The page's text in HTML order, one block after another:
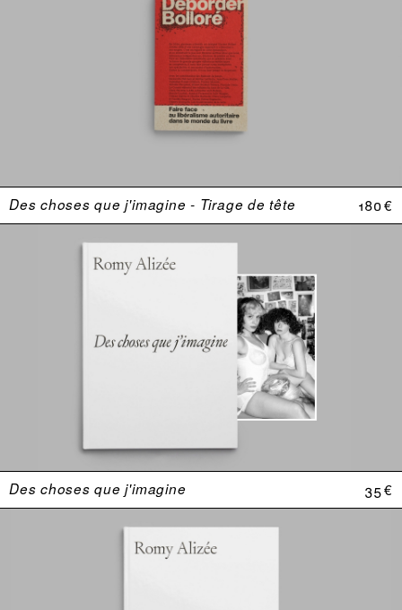
Des choses que j'imagine - Tirage de tête 180 €
Des choses que j'imagine 35 €